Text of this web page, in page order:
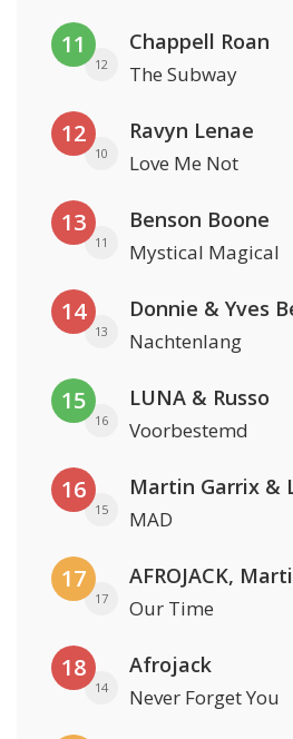
11
12
Chappell Roan
The Subway
12
10
Ravyn Lenae
Love Me Not
13
11
Benson Boone
Mystical Magical
14
13
Donnie & Yves
Nachtenlang
15
16
LUNA & Russo
Voorbestemd
16
15
Martin Garrix &
MAD
17
17 Our Time
18
14
Afrojack
Never Forget You